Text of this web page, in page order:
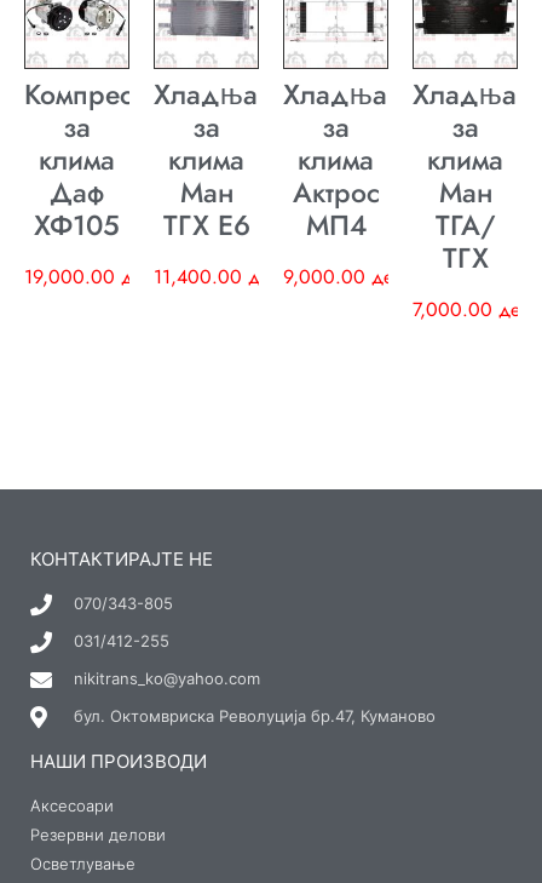
Компресор
за
клима
Даф
ХФ105
19,000.00 ден
Хладњак
за
клима
Ман
ТГХ E6
11,400.00 ден
Хладњак
за
клима
Актрос
МП4
9,000.00 ден
Хладњак
за
клима
Ман
ТГА/
ТГХ
7,000.00 ден
КОНТАКТИРАЈТЕ НЕ
070/343-805
031/412-255
nikitrans_ko@yahoo.com
бул. Октомвриска Револуција бр.47, Куманово
НАШИ ПРОИЗВОДИ
Аксесоари
Резервни делови
Осветлување